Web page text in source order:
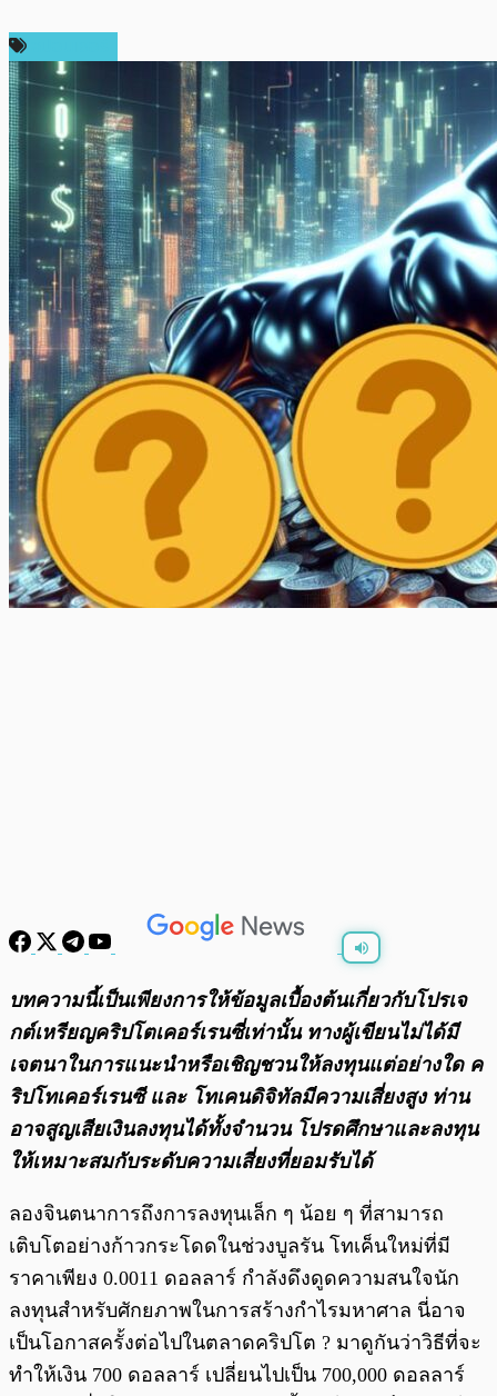
พร้อมเล่น 0:00/0:00
บทความนี้เป็นเพียงการให้ข้อมูลเบื้องต้นเกี่ยวกับโปรเจ
กต์เหรียญคริปโตเคอร์เรนซี่เท่านั้น ทางผู้เขียนไม่ได้มี
เจตนาในการแนะนำหรือเชิญชวนให้ลงทุนแต่อย่างใด ค
ริปโทเคอร์เรนซี และ โทเคนดิจิทัลมีความเสี่ยงสูง ท่าน
อาจสูญเสียเงินลงทุนได้ทั้งจํานวน โปรดศึกษาและลงทุน
ให้เหมาะสมกับระดับความเสี่ยงที่ยอมรับได้
ลองจินตนาการถึงการลงทุนเล็ก ๆ น้อย ๆ ที่สามารถ
เติบโตอย่างก้าวกระโดดในช่วงบูลรัน โทเค็นใหม่ที่มี
ราคาเพียง 0.0011 ดอลลาร์ กำลังดึงดูดความสนใจนัก
ลงทุนสำหรับศักยภาพในการสร้างกำไรมหาศาล นี่อาจ
เป็นโอกาสครั้งต่อไปในตลาดคริปโต ? มาดูกันว่าวิธีที่จะ
ทำให้เงิน 700 ดอลลาร์ เปลี่ยนไปเป็น 700,000 ดอลลาร์